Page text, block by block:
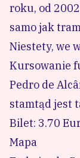
roku, od
samo jak
Niestety, we
Kursowanie
Pedro de
stamtąd jest
Bilet: 3.70
Mapa